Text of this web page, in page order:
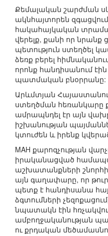
Քեմալական շարժման
ակնհայտորեն
հակահայկական
վերելք, քանի որ նրանք
պետություն ստեղծել
ձեռք բերել
որոնք հանդիսանում
պատմական բնօրրանը:
Արևմտյան
ստեղծման հեռանկարը
ամրապնդել էր այն
իշխանության
կտուժեն և իրենք
MAH քարոզչության
իրականացված
աշխատանքների
այն գաղափարը, որ
պետք է հանդիսանա
ձգտումների
նպատակն էին
ամբողջականության
ու քրդական